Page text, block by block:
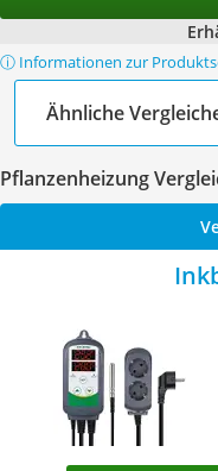
ⓘ Informationen zur
Ähnliche
Pflanzenheizung